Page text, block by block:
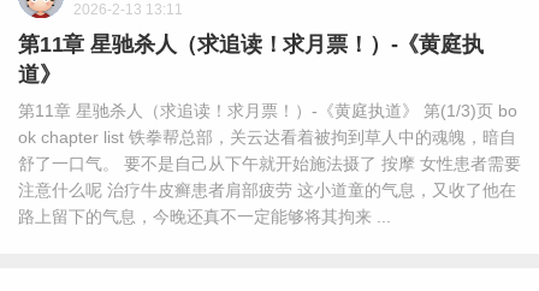
2026-2-13 13:11
第11章 星驰杀人（求追读！求月票！）-《黄庭执
道》
第11章 星驰杀人（求追读！求月票！）-《黄庭执道》 第(1/3)页 bo
ok chapter list 铁拳帮总部，关云达看着被拘到草人中的魂魄，暗自
舒了一口气。 要不是自己从下午就开始施法摄了 按摩 女性患者需要
注意什么呢 治疗牛皮癣患者肩部疲劳 这小道童的气息，又收了他在
路上留下的气息，今晚还真不一定能够将其拘来 ...